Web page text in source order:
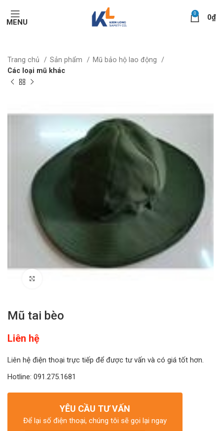
MENU
0 0₫
Trang chủ Sản phẩm
Mũ bảo hộ lao động
Các loại mũ khác
Mũ tai bèo
Liên hệ
Liên hệ điện thoại trực tiếp để được tư vấn và có giá tốt hơn.
Hotline: 091.275.1681
YÊU CẦU TƯ VẤN
Để lại số điện thoại, chúng tôi sẽ gọi lại ngay